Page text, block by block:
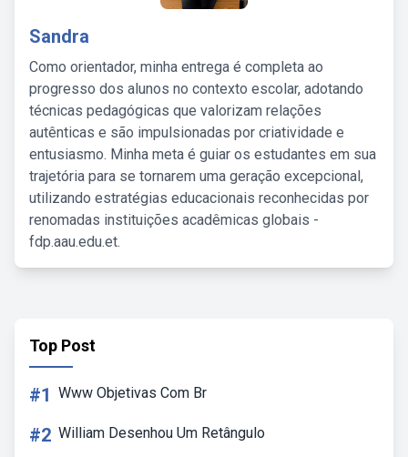
Sandra
Como orientador, minha entrega é completa ao
progresso dos alunos no contexto escolar, adotando
técnicas pedagógicas que valorizam relações
autênticas e são impulsionadas por criatividade e
entusiasmo. Minha meta é guiar os estudantes em sua
trajetória para se tornarem uma geração excepcional,
utilizando estratégias educacionais reconhecidas por
renomadas instituições acadêmicas globais -
fdp.aau.edu.et.
Top Post
#1 Www Objetivas Com Br
#2 William Desenhou Um Retângulo